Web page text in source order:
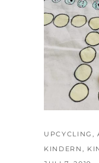
UPCYCLING ,
KINDERN ,